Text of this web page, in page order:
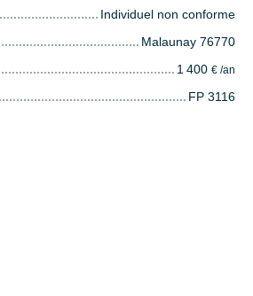
Individuel non conforme
Malaunay 76770
1 400 € /an
FP 3116